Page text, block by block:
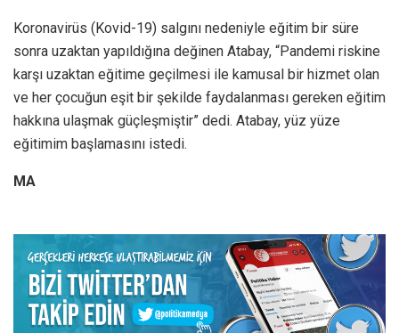
Koronavirüs (Kovid-19) salgını nedeniyle eğitim bir süre
sonra uzaktan yapıldığına değinen Atabay, “Pandemi riskine
karşı uzaktan eğitime geçilmesi ile kamusal bir hizmet olan
ve her çocuğun eşit bir şekilde faydalanması gereken eğitim
hakkına ulaşmak güçleşmiştir” dedi. Atabay, yüz yüze
eğitimim başlamasını istedi.
MA